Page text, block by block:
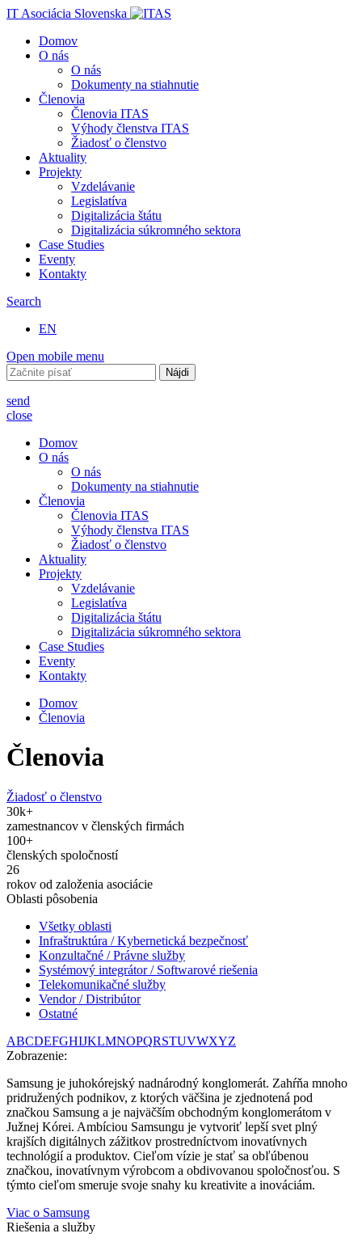
IT Asociácia Slovenska
Domov
O nás
O nás
Dokumenty na stiahnutie
Členovia
Členovia ITAS
Výhody členstva ITAS
Žiadosť o členstvo
Aktuality
Projekty
Vzdelávanie
Legislatíva
Digitalizácia štátu
Digitalizácia súkromného sektora
Case Studies
Eventy
Kontakty
Search
EN
Open mobile menu
Hľadať:
send
close
Domov
O nás
O nás
Dokumenty na stiahnutie
Členovia
Členovia ITAS
Výhody členstva ITAS
Žiadosť o členstvo
Aktuality
Projekty
Vzdelávanie
Legislatíva
Digitalizácia štátu
Digitalizácia súkromného sektora
Case Studies
Eventy
Kontakty
Domov
Členovia
Členovia
Žiadosť o členstvo
30k+
zamestnancov v členských firmách
100+
členských spoločností
26
rokov od založenia asociácie
Oblasti pôsobenia
Všetky oblasti
Infraštruktúra / Kybernetická bezpečnosť
Konzultačné / Právne služby
Systémový integrátor / Softwarové riešenia
Telekomunikačné služby
Vendor / Distribútor
Ostatné
ABCDEFGHIJKLMNOPQRSTUVWXYZ
Zobrazenie:
Samsung je juhokórejský nadnárodný konglomerát. Zahŕňa mnoho
pridružených podnikov, z ktorých väčšina je zjednotená pod
značkou Samsung a je najväčším obchodným konglomerátom v
Južnej Kórei. Ambíciou Samsungu je vytvoriť lepší svet plný
krajších digitálnych zážitkov prostredníctvom inovatívnych
technológií a produktov. Cieľom vízie je stať sa obľúbenou
značkou, inovatívnym výrobcom a obdivovanou spoločnosťou. S
týmto cieľom smeruje svoje snahy ku kreativite a inováciám.
Viac o Samsung
Riešenia a služby